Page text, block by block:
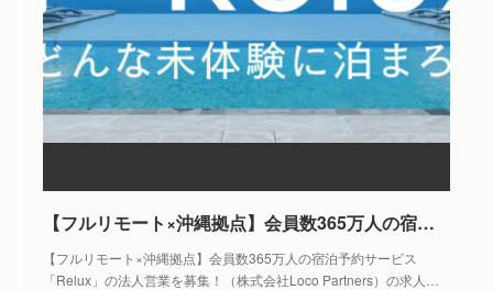
【フルリモート×沖縄拠点】会員数365万人の宿泊予約サービス「Relux」の法人営業を募集！ | 株式会社Loco Partners
【フルリモート×沖縄拠点】会員数365万人の宿泊予約サービス
「Relux」の法人営業を募集！（株式会社Loco Partners）の求人…